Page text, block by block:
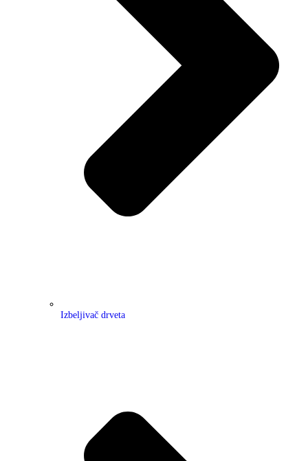
Izbeljivač drveta